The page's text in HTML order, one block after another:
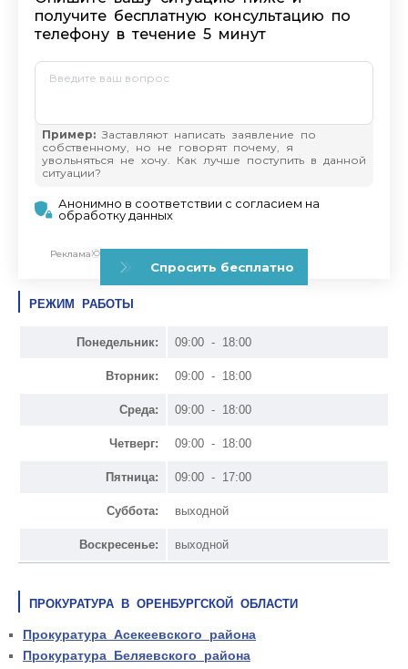
РЕЖИМ РАБОТЫ
Понедельник: 09:00 - 18:00
Вторник: 09:00 - 18:00
Среда: 09:00 - 18:00
Четверг: 09:00 - 18:00
Пятница: 09:00 - 17:00
Суббота: выходной
Воскресенье: выходной
ПРОКУРАТУРА В ОРЕНБУРГСКОЙ ОБЛАСТИ
Прокуратура Асекеевского района
Прокуратура Беляевского района